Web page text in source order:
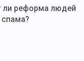
ли реформа людей